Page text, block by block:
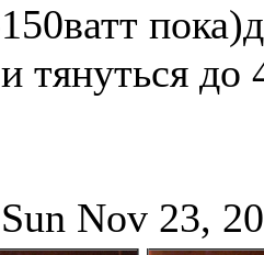
тянуться
Nov 23,